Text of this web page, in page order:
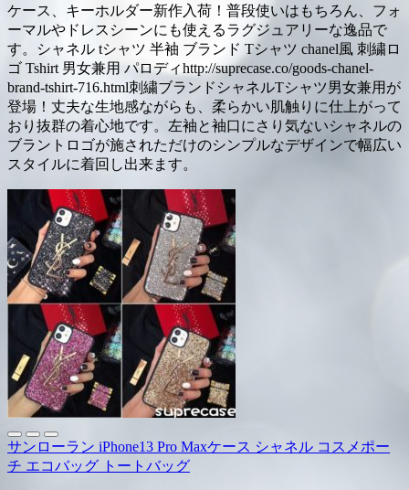
ケース、キーホルダー新作入荷！普段使いはもちろん、フォ
ーマルやドレスシーンにも使えるラグジュアリーな逸品で
す。シャネル tシャツ 半袖 ブランド Tシャツ chanel風 刺繍ロ
ゴ Tshirt 男女兼用 パロディhttp://suprecase.co/goods-chanel-
brand-tshirt-716.html刺繍ブランドシャネルTシャツ男女兼用が
登場！丈夫な生地感ながらも、柔らかい肌触りに仕上がって
おり抜群の着心地です。左袖と袖口にさり気ないシャネルの
ブラントロゴが施されただけのシンプルなデザインで幅広い
スタイルに着回し出来ます。
サンローラン iPhone13 Pro Maxケース シャネル コスメポー
チ エコバッグ トートバッグ